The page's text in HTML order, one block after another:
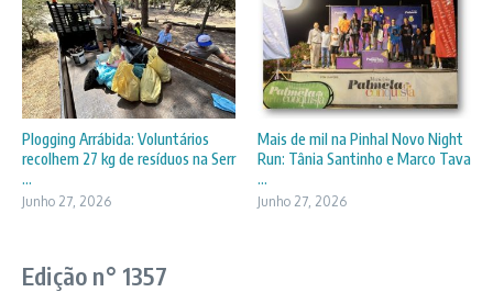
Plogging Arrábida: Voluntários
recolhem 27 kg de resíduos na Serr
...
Junho 27, 2026
Mais de mil na Pinhal Novo Night
Run: Tânia Santinho e Marco Tava
...
Junho 27, 2026
Edição n° 1357